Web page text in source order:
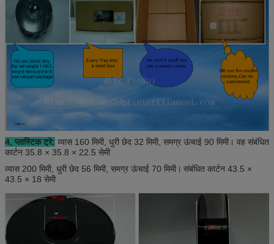
4, प्लास्टिक ट्रे: व्यास 160 मिमी, धुरी छेद 32 मिमी, समग्र ऊंचाई 90 मिमी। वह संबंधित
कार्टन 35.8 × 35.8 × 22.5 सेमी
व्यास 200 मिमी, धुरी छेद 56 मिमी, समग्र ऊंचाई 70 मिमी। संबंधित कार्टन 43.5 ×
43.5 × 18 सेमी